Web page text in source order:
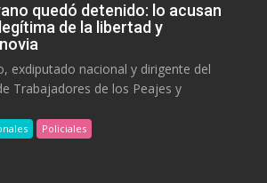
quedó detenido: lo acusan
de la libertad y
exdiputado nacional y dirigente del
Trabajadores de los Peajes y
Policiales